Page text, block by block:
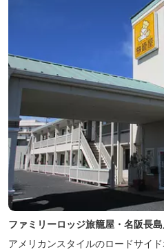
ファミリーロッジ旅籠屋・名阪長
アメリカンスタイルのロードサイ